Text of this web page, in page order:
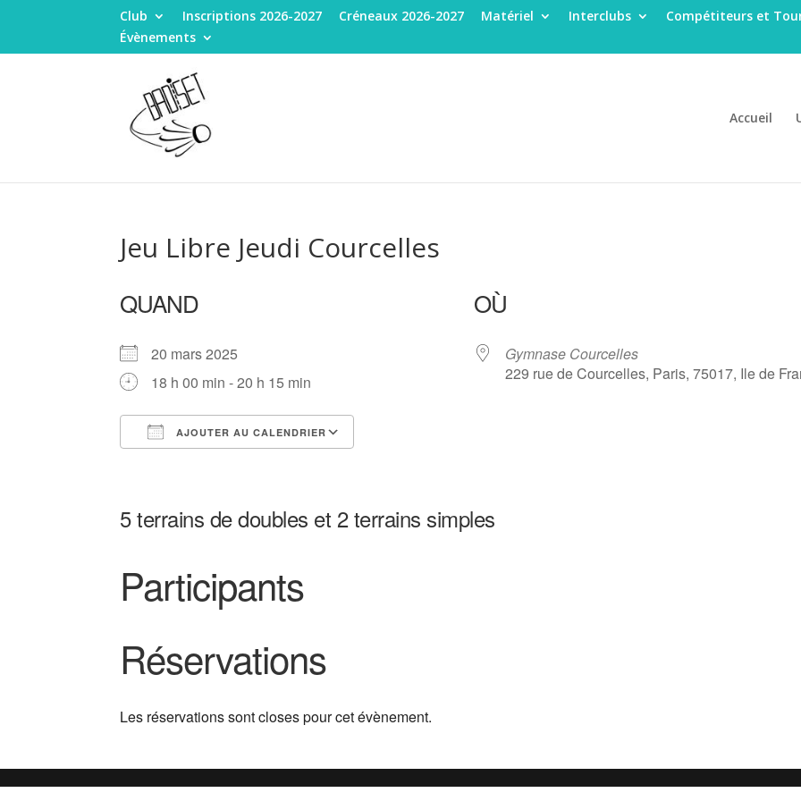
Club Inscriptions 2026-2027 Créneaux 2026-2027 Matériel Interclubs Compétiteurs et
Évènements
Accueil
Jeu Libre Jeudi Courcelles
QUAND
20 mars 2025
18 h 00 min - 20 h 15 min
AJOUTER AU CALENDRIER
OÙ
Gymnase Courcelles
229 rue de Courcelles, Paris, 75017, Ile de
5 terrains de doubles et 2 terrains simples
Participants
Réservations
Les réservations sont closes pour cet évènement.